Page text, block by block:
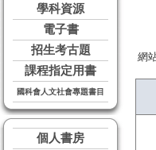
學科資源
電子書
招生考古題
課程指定用書
國科會人文社會專題書目
個人書房
網